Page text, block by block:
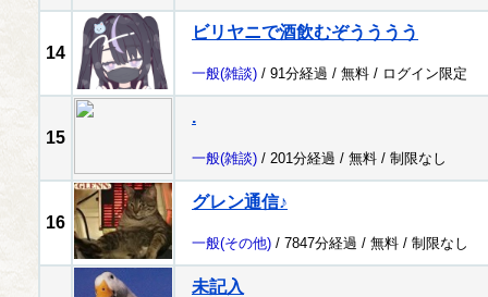
14
ビリヤニで酒飲むぞうううう
一般(雑談) / 91分経過 / 無料 / ログイン限定
15
.
一般(雑談) / 201分経過 / 無料 / 制限なし
16
グレン通信♪
一般(その他) / 7847分経過 / 無料 / 制限なし
未記入